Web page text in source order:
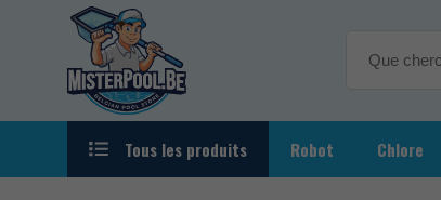
Tous les produits Robot Chlore